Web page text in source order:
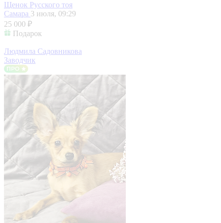
Щенок Русского тоя
Самара 3 июля, 09:29
25 000 ₽
Подарок
Людмила Садовникова
Заводчик